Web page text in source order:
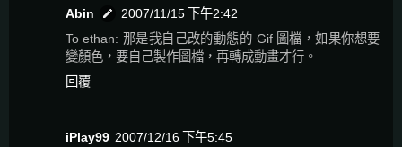
Abin
2007/11/15 下午2:42
To ethan: 那是我自己改的動態的 Gif 圖檔，如果你想要
變顏色，要自己製作圖檔，再轉成動畫才行。
回覆
iPlay99 2007/12/16 下午5:45